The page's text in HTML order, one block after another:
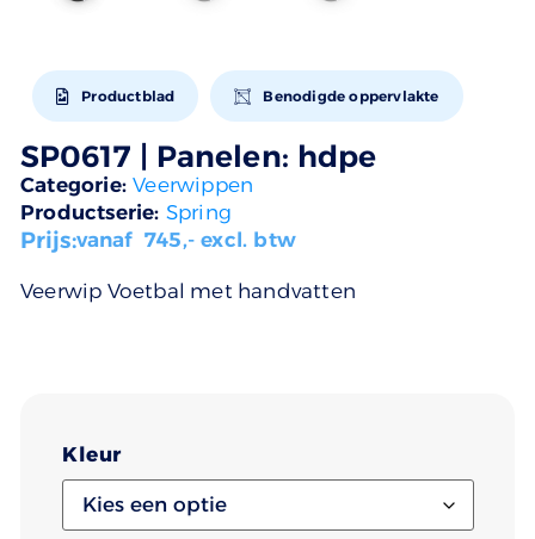
Productblad Benodigde oppervlakte
SP0617 | Panelen: hdpe
Categorie:Veerwippen
Productserie: Spring
Prijs:vanaf 745,- excl. btw
Veerwip Voetbal met handvatten
Kleur